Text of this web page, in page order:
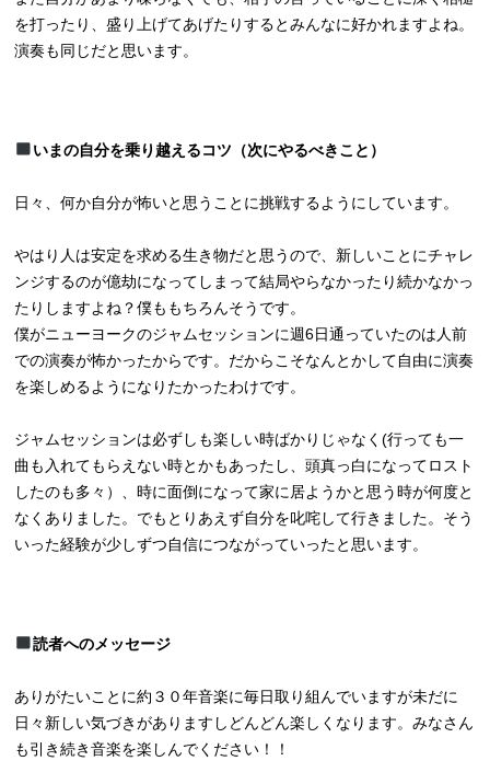
を打ったり、盛り上げてあげたりするとみんなに好かれますよね。
演奏も同じだと思います。
いまの自分を乗り越えるコツ（次にやるべきこと）
日々、何か自分が怖いと思うことに挑戦するようにしています。
やはり人は安定を求める生き物だと思うので、新しいことにチャレ
ンジするのが億劫になってしまって結局やらなかったり続かなかっ
たりしますよね？僕ももちろんそうです。
僕がニューヨークのジャムセッションに週6日通っていたのは人前
での演奏が怖かったからです。だからこそなんとかして自由に演奏
を楽しめるようになりたかったわけです。
ジャムセッションは必ずしも楽しい時ばかりじゃなく(行っても一
曲も入れてもらえない時とかもあったし、頭真っ白になってロスト
したのも多々）、時に面倒になって家に居ようかと思う時が何度と
なくありました。でもとりあえず自分を叱咤して行きました。そう
いった経験が少しずつ自信につながっていったと思います。
読者へのメッセージ
ありがたいことに約３０年音楽に毎日取り組んでいますが未だに
日々新しい気づきがありますしどんどん楽しくなります。みなさん
も引き続き音楽を楽しんでください！！